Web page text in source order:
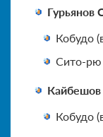
Гурьянов
Кобудо
Сито-рю
Кобудо